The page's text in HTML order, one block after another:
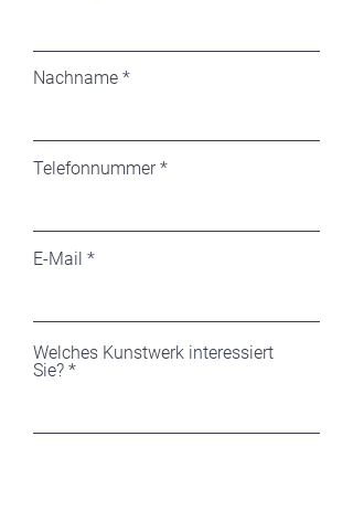
Nachname
Telefonnummer
E-Mail
Welches Kunstwerk interessiert
Sie?